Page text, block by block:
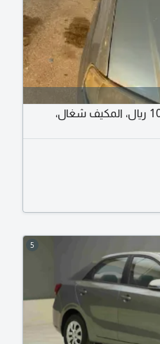
سيارة موديل 2007 بحالة جيدة، سعرها 10000 ريال، المكيف شغال،
5